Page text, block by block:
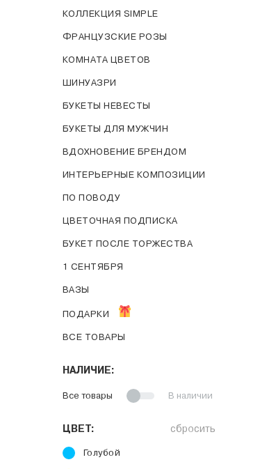
КОЛЛЕКЦИЯ SIMPLE
ФРАНЦУЗСКИЕ РОЗЫ
КОМНАТА ЦВЕТОВ
ШИНУАЗРИ
БУКЕТЫ НЕВЕСТЫ
БУКЕТЫ ДЛЯ МУЖЧИН
ВДОХНОВЕНИЕ БРЕНДОМ
ИНТЕРЬЕРНЫЕ КОМПОЗИЦИИ
ПО ПОВOДУ
ЦВЕТОЧНАЯ ПОДПИСКА
БУКЕТ ПОСЛЕ ТОРЖЕСТВА
1 СЕНТЯБРЯ
ВАЗЫ
ПОДАРКИ
ВСЕ ТОВАРЫ
НАЛИЧИЕ:
Все товары В наличии
ЦВЕТ: сбросить
Голубой